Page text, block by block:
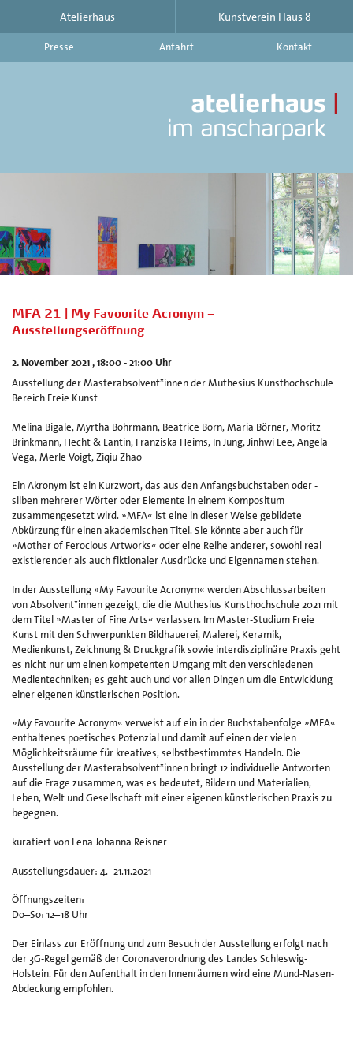
Atelierhaus Kunstverein Haus 8
Kontakt
Anfahrt
Presse
8
-
MFA 21 | My Favourite Acronym –
Ausstellungseröffnung
2. November 2021 , 18:00 - 21:00 Uhr
Ausstellung der Masterabsolvent*innen der Muthesius Kunsthochschule
Bereich Freie Kunst
Melina Bigale, Myrtha Bohrmann, Beatrice Born, Maria Börner, Moritz
Brinkmann, Hecht & Lantin, Franziska Heims, In Jung, Jinhwi Lee, Angela
Vega, Merle Voigt, Ziqiu Zhao
Ein Akronym ist ein Kurzwort, das aus den Anfangsbuchstaben oder -
silben mehrerer Wörter oder Elemente in einem Kompositum
zusammengesetzt wird. »MFA« ist eine in dieser Weise gebildete
Abkürzung für einen akademischen Titel. Sie könnte aber auch für
»Mother of Ferocious Artworks« oder eine Reihe anderer, sowohl real
existierender als auch fiktionaler Ausdrücke und Eigennamen stehen.
In der Ausstellung »My Favourite Acronym« werden Abschlussarbeiten
von Absolvent*innen gezeigt, die die Muthesius Kunsthochschule 2021 mit
dem Titel »Master of Fine Arts« verlassen. Im Master-Studium Freie
Kunst mit den Schwerpunkten Bildhauerei, Malerei, Keramik,
Medienkunst, Zeichnung & Druckgrafik sowie interdisziplinäre Praxis geht
es nicht nur um einen kompetenten Umgang mit den verschiedenen
Medientechniken; es geht auch und vor allen Dingen um die Entwicklung
einer eigenen künstlerischen Position.
»My Favourite Acronym« verweist auf ein in der Buchstabenfolge »MFA«
enthaltenes poetisches Potenzial und damit auf einen der vielen
Möglichkeitsräume für kreatives, selbstbestimmtes Handeln. Die
Ausstellung der Masterabsolvent*innen bringt 12 individuelle Antworten
auf die Frage zusammen, was es bedeutet, Bildern und Materialien,
Leben, Welt und Gesellschaft mit einer eigenen künstlerischen Praxis zu
begegnen.
kuratiert von Lena Johanna Reisner
Ausstellungsdauer: 4.–21.11.2021
Öffnungszeiten:
Do–So: 12–18 Uhr
Der Einlass zur Eröffnung und zum Besuch der Ausstellung erfolgt nach
der 3G-Regel gemäß der Coronaverordnung des Landes Schleswig-
Holstein. Für den Aufenthalt in den Innenräumen wird eine Mund-Nasen-
Abdeckung empfohlen.